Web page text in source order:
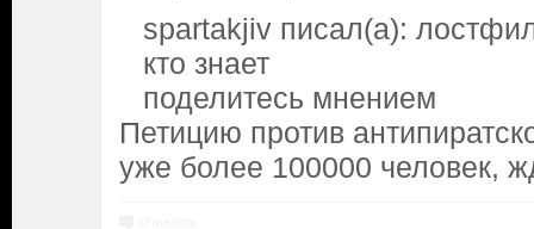
spartakjiv писал(а):
кто знает
поделитесь мнением
Петицию против
уже более 100000 человек,